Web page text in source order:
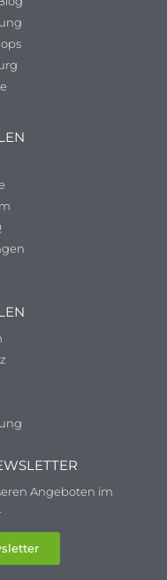
Angeboten im